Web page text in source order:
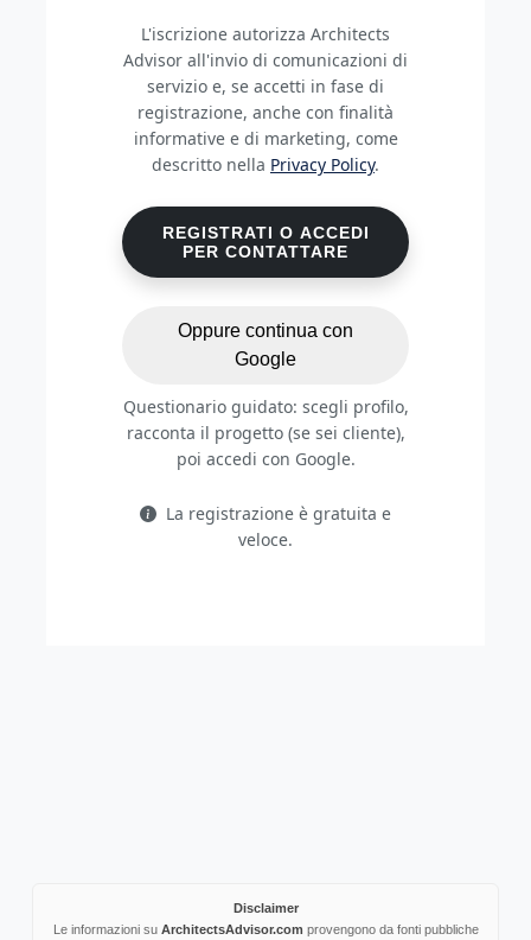
L'iscrizione autorizza Architects
Advisor all'invio di comunicazioni di
servizio e, se accetti in fase di
registrazione, anche con finalità
informative e di marketing, come
descritto nella Privacy Policy.
REGISTRATI O ACCEDI
PER CONTATTARE
Oppure continua con
Google
Questionario guidato: scegli profilo,
racconta il progetto (se sei cliente),
poi accedi con Google.
La registrazione è gratuita e
veloce.
Disclaimer
Le informazioni su ArchitectsAdvisor.com provengono da fonti pubbliche